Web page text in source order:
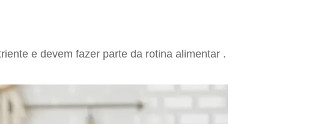
e devem fazer parte da rotina alimentar .